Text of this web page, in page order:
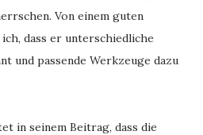
Von einem guten
dass er unterschiedliche
und passende Werkzeuge dazu
in seinem Beitrag, dass die